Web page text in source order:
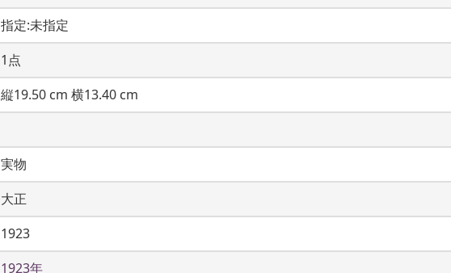
指定:未指定
1点
縦19.50 cm 横13.40 cm
実物
大正
1923
1923年